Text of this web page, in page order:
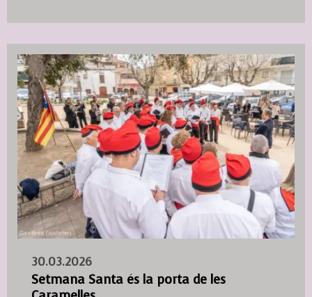
30.03.2026
Setmana Santa és la porta de les